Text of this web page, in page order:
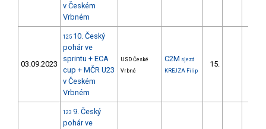
v Českém
Vrbném
03.09.2023
125 10. Český
pohár ve
sprintu + ECA
cup + MČR U23
v Českém
Vrbném
USD České
Vrbné
C2M sjezd
KREJZA Filip
15.
123 9. Český
pohár ve